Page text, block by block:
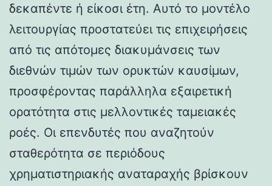
δεκαπέντε ή είκοσι έτη. Αυτό το μοντέλο
λειτουργίας προστατεύει τις επιχειρήσεις
από τις απότομες διακυμάνσεις των
διεθνών τιμών των ορυκτών καυσίμων,
προσφέροντας παράλληλα εξαιρετική
ορατότητα στις μελλοντικές ταμειακές
ροές. Οι επενδυτές που αναζητούν
σταθερότητα σε περιόδους
χρηματιστηριακής αναταραχής βρίσκουν